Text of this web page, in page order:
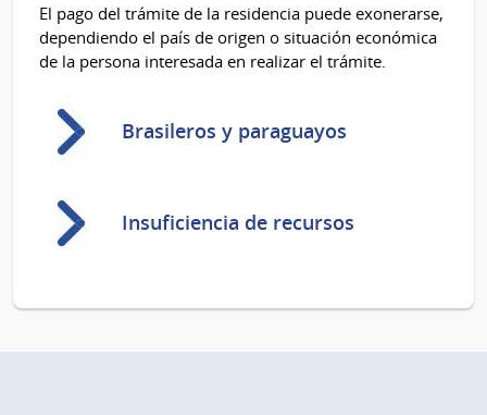
El pago del trámite de la residencia puede exonerarse,
dependiendo el país de origen o situación económica
de la persona interesada en realizar el trámite.
Brasileros y paraguayos
Insuficiencia de recursos